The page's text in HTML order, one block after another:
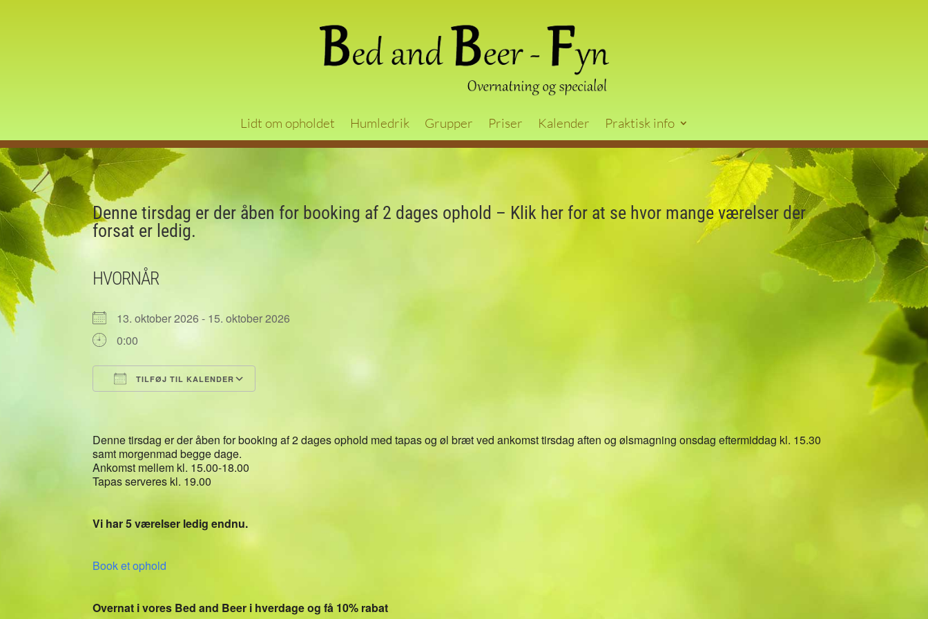
Lidt om opholdet Humledrik Grupper Priser Kalender Praktisk info
Denne tirsdag er der åben for booking af 2 dages ophold – Klik her for at se hvor mange værelser der
forsat er ledig.
HVORNÅR
13. oktober 2026 - 15. oktober 2026
0:00
TILFØJ TIL KALENDER
Denne tirsdag er der åben for booking af 2 dages ophold med tapas og øl bræt ved ankomst tirsdag aften og ølsmagning onsdag eftermiddag kl. 15.30
samt morgenmad begge dage.
Ankomst mellem kl. 15.00-18.00
Tapas serveres kl. 19.00
Vi har 5 værelser ledig endnu.
Book et ophold
Overnat i vores Bed and Beer i hverdage og få 10% rabat